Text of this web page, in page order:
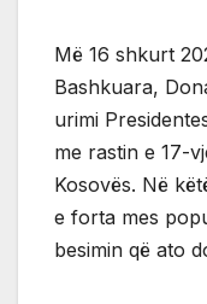
Më 16 shkurt
Bashkuara,
urimi
me rastin e 17-
Kosovës. Në
e forta mes
besimin që ato